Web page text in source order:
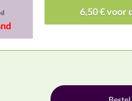
6,50 € voor